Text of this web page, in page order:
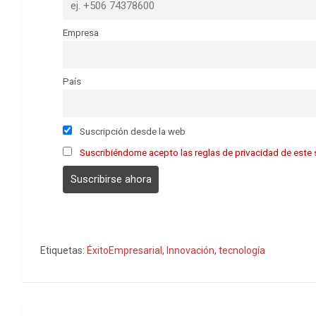
Empresa
País
Suscripción desde la web
Suscribiéndome acepto las reglas de privacidad de este
Etiquetas: ÉxitoEmpresarial , Innovación, tecnología